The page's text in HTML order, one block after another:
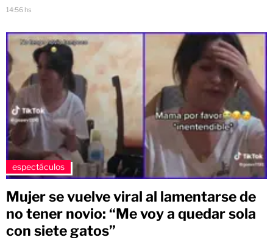
14:56 hs
espectáculos
Mujer se vuelve viral al lamentarse de
no tener novio: “Me voy a quedar sola
con siete gatos”